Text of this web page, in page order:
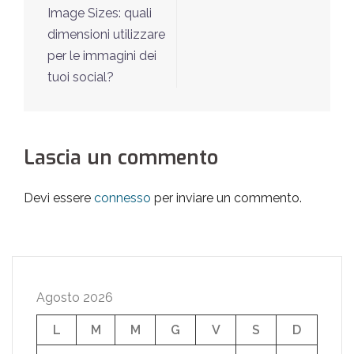
articolo
Image Sizes: quali
dimensioni utilizzare
per le immagini dei
tuoi social?
Lascia un commento
Devi essere connesso per inviare un commento.
Agosto 2026
L M M G V S
D